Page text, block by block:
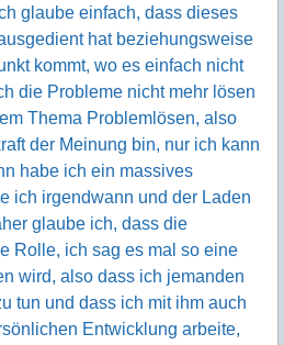
glaube einfach, dass dieses
hat beziehungsweise
kommt, wo es einfach nicht
die Probleme nicht mehr lösen
Thema Problemlösen, also
der Meinung bin, nur ich kann
habe ich ein massives
ich irgendwann und der Laden
glaube ich, dass die
Rolle, ich sag es mal so eine
wird, also dass ich jemanden
tun und dass ich mit ihm auch
Entwicklung arbeite,